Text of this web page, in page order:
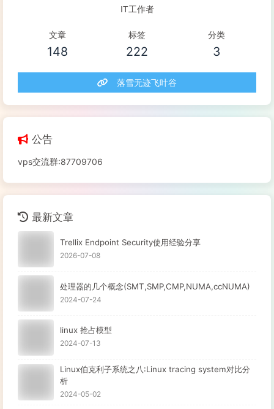
IT工作者
文章
148
标签
222
分类
3
落雪无迹飞叶谷
公告
vps交流群:87709706
最新文章
Trellix Endpoint Security使用经验分享
2026-07-08
处理器的几个概念(SMT,SMP,CMP,NUMA,ccNUMA)
2024-07-24
linux 抢占模型
2024-07-13
Linux伯克利子系统之八:Linux tracing system对比分
析
2024-05-02